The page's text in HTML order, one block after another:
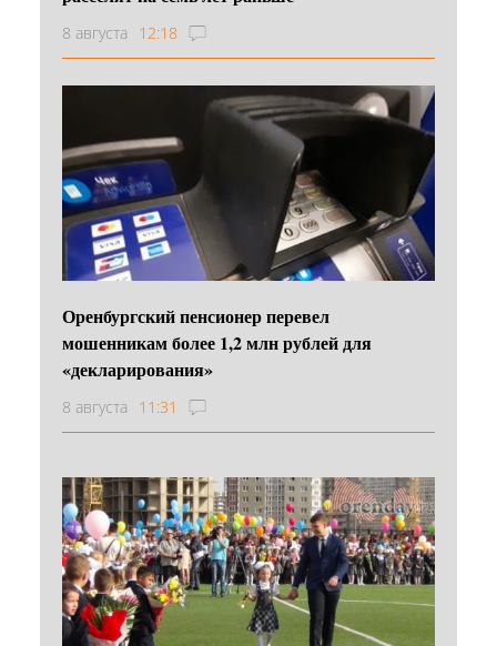
8 августа 12:18
Оренбургский пенсионер перевел
мошенникам более 1,2 млн рублей для
«декларирования»
8 августа 11:31